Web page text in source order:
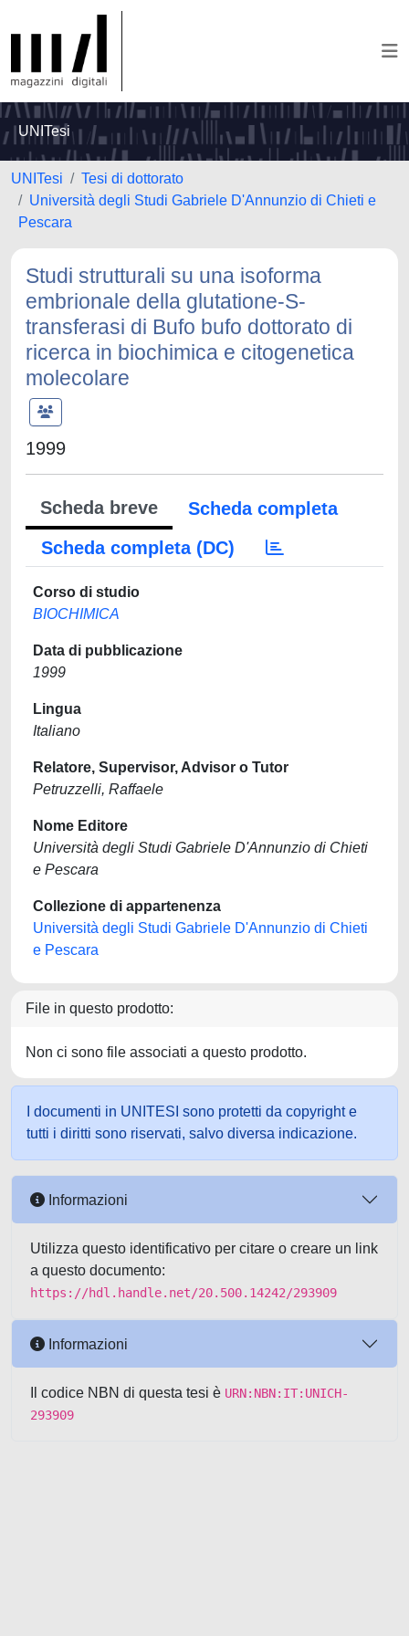
UNITesi
UNITesi
Tesi di dottorato
Università degli Studi Gabriele D'Annunzio di Chieti e
Pescara
Studi strutturali su una isoforma
embrionale della glutatione-S-
transferasi di Bufo bufo dottorato di
ricerca in biochimica e citogenetica
molecolare
1999
Scheda breve
Scheda completa
Scheda completa (DC)
Corso di studio
BIOCHIMICA
Data di pubblicazione
1999
Lingua
Italiano
Relatore, Supervisor, Advisor o Tutor
Petruzzelli, Raffaele
Nome Editore
Università degli Studi Gabriele D'Annunzio di Chieti
e Pescara
Collezione di appartenenza
Università degli Studi Gabriele D'Annunzio di Chieti
e Pescara
File in questo prodotto:
Non ci sono file associati a questo prodotto.
I documenti in UNITESI sono protetti da copyright e
tutti i diritti sono riservati, salvo diversa indicazione.
Informazioni
Utilizza questo identificativo per citare o creare un link
a questo documento:
https://hdl.handle.net/20.500.14242/293909
Informazioni
Il codice NBN di questa tesi è URN:NBN:IT:UNICH-
293909